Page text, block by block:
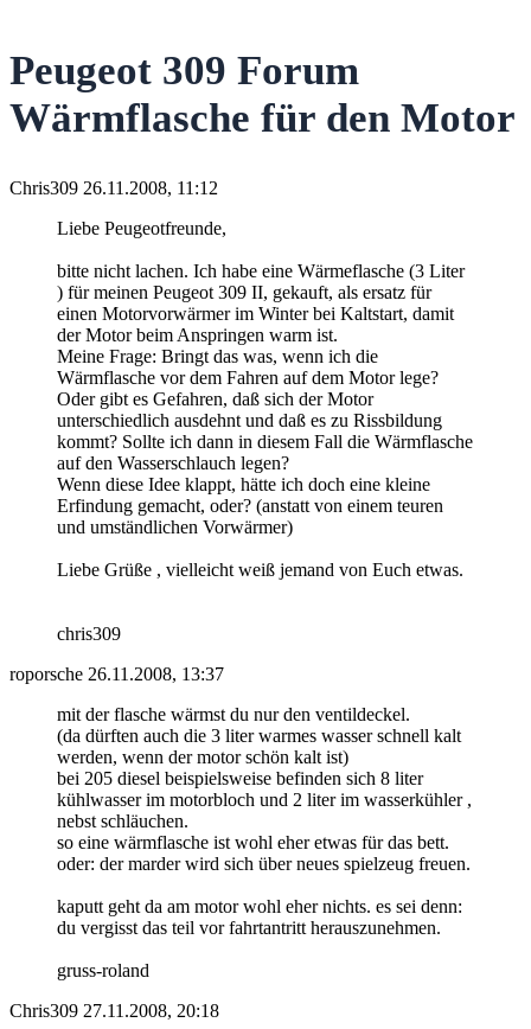
Peugeot 309 Forum
Wärmflasche für den Motor
Chris309 26.11.2008, 11:12
Liebe Peugeotfreunde,
bitte nicht lachen. Ich habe eine Wärmeflasche (3 Liter
) für meinen Peugeot 309 II, gekauft, als ersatz für
einen Motorvorwärmer im Winter bei Kaltstart, damit
der Motor beim Anspringen warm ist.
Meine Frage: Bringt das was, wenn ich die
Wärmflasche vor dem Fahren auf dem Motor lege?
Oder gibt es Gefahren, daß sich der Motor
unterschiedlich ausdehnt und daß es zu Rissbildung
kommt? Sollte ich dann in diesem Fall die Wärmflasche
auf den Wasserschlauch legen?
Wenn diese Idee klappt, hätte ich doch eine kleine
Erfindung gemacht, oder? (anstatt von einem teuren
und umständlichen Vorwärmer)
Liebe Grüße , vielleicht weiß jemand von Euch etwas.
chris309
roporsche 26.11.2008, 13:37
mit der flasche wärmst du nur den ventildeckel.
(da dürften auch die 3 liter warmes wasser schnell kalt
werden, wenn der motor schön kalt ist)
bei 205 diesel beispielsweise befinden sich 8 liter
kühlwasser im motorbloch und 2 liter im wasserkühler ,
nebst schläuchen.
so eine wärmflasche ist wohl eher etwas für das bett.
oder: der marder wird sich über neues spielzeug freuen.
kaputt geht da am motor wohl eher nichts. es sei denn:
du vergisst das teil vor fahrtantritt herauszunehmen.
gruss-roland
Chris309 27.11.2008, 20:18